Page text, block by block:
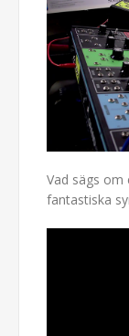
Vad sägs
fantastiska